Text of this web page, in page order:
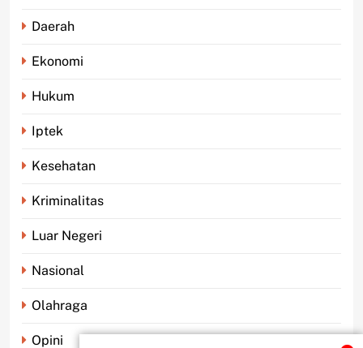
Daerah
Ekonomi
Hukum
Iptek
Kesehatan
Kriminalitas
Luar Negeri
Nasional
Olahraga
Opini